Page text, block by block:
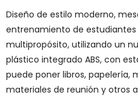
Diseño de estilo moderno,
entrenamiento de
multipropósito, utilizando un
plástico integrado ABS, con
puede poner libros, papelería,
materiales de reunión y otros